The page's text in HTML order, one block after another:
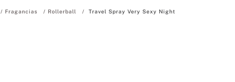
Fragancias Rollerball Travel Spray Very Sexy Night